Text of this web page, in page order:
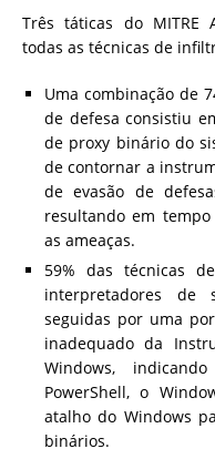
Três táticas do MITRE
todas as técnicas de
Uma combinação de
de defesa consistiu
de proxy binário do
de contornar a
de evasão de
resultando em
as ameaças.
59% das técnicas
interpretadores de
seguidas por uma
inadequado da
Windows,
PowerShell, o
atalho do Windows
binários.